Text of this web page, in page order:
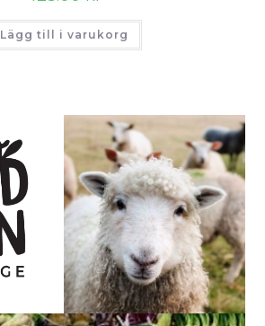
Lägg till i varukorg